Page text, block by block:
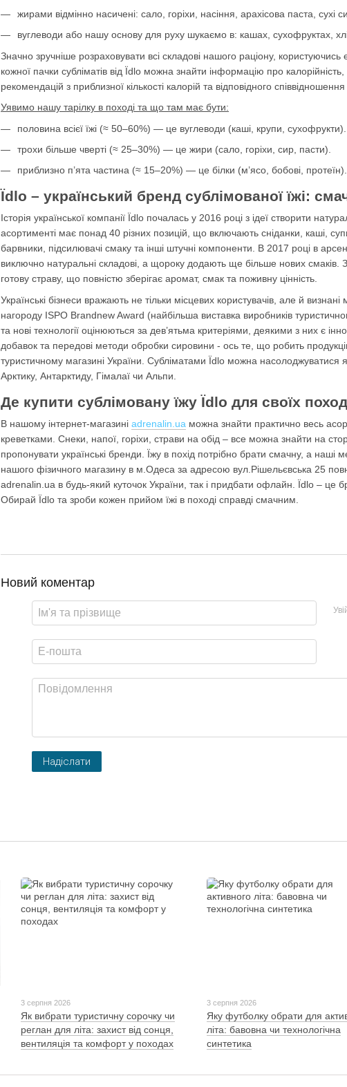
жирами відмінно насичені: сало, горіхи, насіння, арахісова паста, сухі
вуглеводи або нашу основу для руху шукаємо в: кашах, сухофруктах,
Значно зручніше розраховувати всі складові нашого раціону,
кожної пачки субліматів від Їdlo можна знайти інформацію про
рекомендацій з приблизної кількості калорій та відповідного співвідношення
Уявимо нашу тарілку в поході та що там має бути:
половина всієї їжі (≈ 50–60%) — це вуглеводи (каші, крупи, сухофрукти).
трохи більше чверті (≈ 25–30%) — це жири (сало, горіхи, сир, пасти).
приблизно п’ята частина (≈ 15–20%) — це білки (м’ясо, бобові, протеїн).
Їdlo – український бренд сублімованої їжі:
Історія української компанії Їdlo почалась у 2016 році з ідеї створити
асортименті має понад 40 різних позицій, що включають сніданки, каші,
барвники, підсилювачі смаку та інші штучні компоненти. В 2017 році в
виключно натуральні складові, а щороку додають ще більше нових смаків.
готову страву, що повністю зберігає аромат, смак та поживну цінність.
Українські бізнеси вражають не тільки місцевих користувачів, але й
нагороду ISPO Brandnew Award (найбільша виставка виробників
та нові технології оцінюються за дев’ятьма критеріями, деякими з них є
добавок та передові методи обробки сировини - ось те, що робить
туристичному магазині України. Субліматами Їdlo можна насолоджуватися
Арктику, Антарктиду, Гімалаї чи Альпи.
Де купити сублімовану їжу Їdlo для своїх
В нашому інтернет-магазині adrenalin.ua можна знайти практично весь
креветками. Снеки, напої, горіхи, страви на обід – все можна знайти на
пропонувати українські бренди. Їжу в похід потрібно брати смачну, а
нашого фізичного магазину в м.Одеса за адресою вул.Рішельєвська 25
adrenalin.ua в будь-який куточок України, так і придбати офлайн. Їdlo – це
Обирай Їdlo та зроби кожен прийом їжі в поході справді смачним.
Новий коментар
Надіслати
3 серпня 2026
Як вибрати туристичну сорочку чи
реглан для літа: захист від сонця,
вентиляція та комфорт у походах
3 серпня 2026
Яку футболку обрати для
літа: бавовна чи технологічна
синтетика